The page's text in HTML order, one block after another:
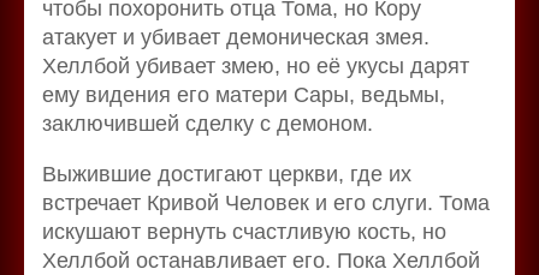
чтобы похоронить отца Тома, но Кору
атакует и убивает демоническая змея.
Хеллбой убивает змею, но её укусы дарят
ему видения его матери Сары, ведьмы,
заключившей сделку с демоном.
Выжившие достигают церкви, где их
встречает Кривой Человек и его слуги. Тома
искушают вернуть счастливую кость, но
Хеллбой останавливает его. Пока Хеллбой